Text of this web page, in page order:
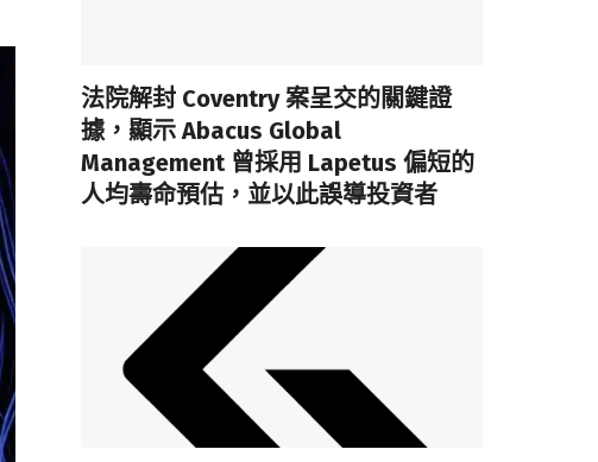
法院解封 Coventry 案呈交的關鍵證
據，顯示 Abacus Global
Management 曾採用 Lapetus 偏短的
人均壽命預估，並以此誤導投資者